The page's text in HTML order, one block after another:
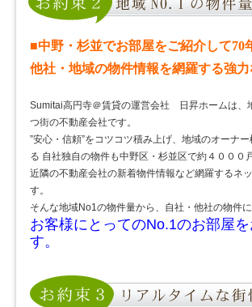
■中野・杉並でお部屋をご紹介して
他社・地域の物件情報を網羅する強
Sumitai高円寺＠賃貸の運営会社 日昇ホームは、
つ街の不動産会社です。
”安心・信頼”をコツコツ積み上げ、地域のオーナ
る 自社独自の物件も中野区・杉並区で約４０００
近隣の不動産会社の新着物件情報など網羅するネ
す。
そんな地域No1の物件量から、自社・他社の物件
お客様にとってのNo.1のお部屋を
す。